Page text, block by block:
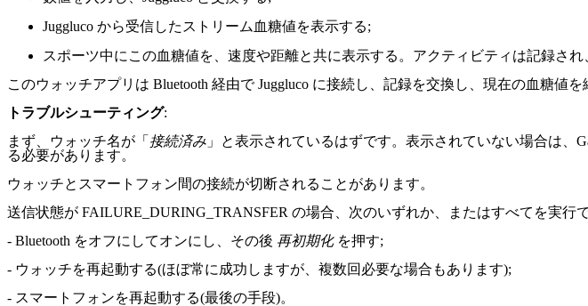
Juggluco から受信したストリーム血糖値を表示する;
スポーツ中にこの血糖値を、速度や距離と共に表示する。アクティビティは記録され
このウォッチアプリは Bluetooth 経由で Juggluco に接続し、記録を交換し、現在の血糖値を
トラブルシューティング:
まず、ウォッチ名が「 接続済み 」と表示されているはずです。表示されていない場合は、
る必要があります。
ウォッチとスマートフォン間の接続が切断されることがあります。
送信状態が FAILURE_DURING_TRANSFER の場合、次のいずれか、またはすべてを実行
- Bluetooth をオフにしてオンにし、その後 再初期化を押す;
- ウォッチを再起動する(ほぼ常に成功しますが、複数回必要な場合もあります);
- スマートフォンを再起動する(最後の手段)。